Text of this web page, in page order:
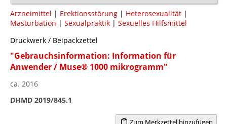
Arzneimittel | Erektionsstörung | Heterosexualität |
Masturbation | Sexualpraktik | Sexuelles Hilfsmittel
Druckwerk / Beipackzettel
"Gebrauchsinformation: Information für
Anwender / Muse® 1000 mikrogramm"
ca. 2016
DHMD 2019/845.1
Zum Merkzettel hinzufügen